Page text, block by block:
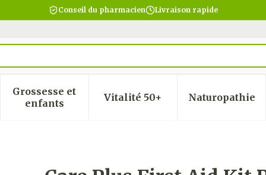
Conseil du pharmacien Livraison rapide
catégorie Beauté, soins et hygiène
sous-menu pour la catégorie Régime,
Grossesse et
enfantsAfficher le sous-menu pour la catégorie
Vitalité 50+Afficher le sous-menu
Naturopathie
Afficher